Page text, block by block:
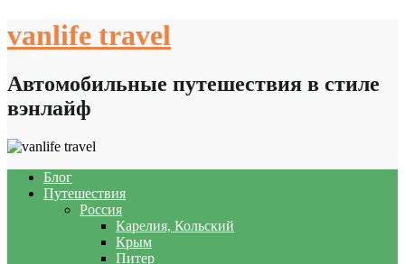
to
vanlife travel
Автомобильные путешествия в стиле
вэнлайф
Блог
Путешествия
Россия
Карелия, Кольский
Крым
Питер